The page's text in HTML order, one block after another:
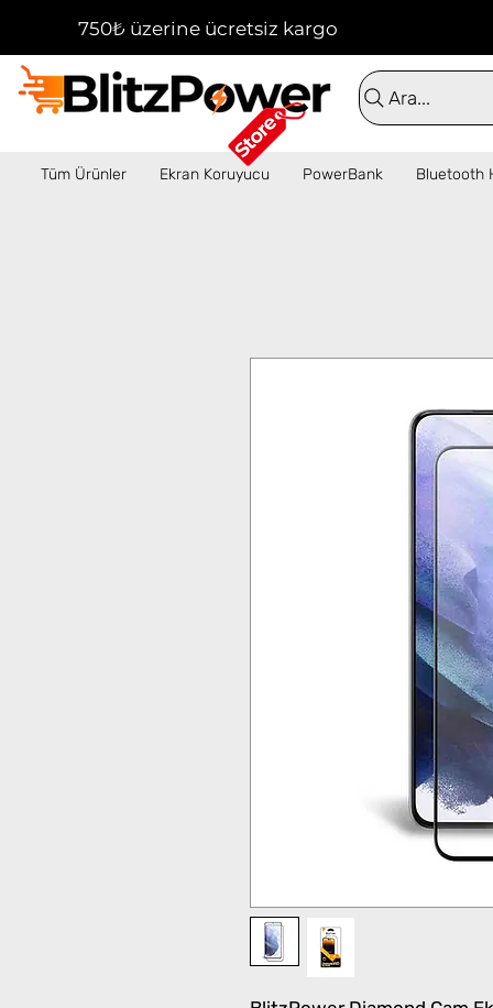
750₺ üzerine ücretsiz kargo!  ✦  16:00'a
Ara...
Tüm Ürünler Ekran Koruyucu PowerBank Bluetooth